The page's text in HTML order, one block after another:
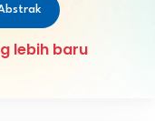
lebih baru